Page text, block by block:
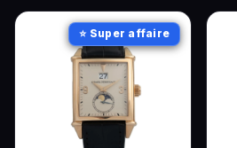
⭐ Super affaire